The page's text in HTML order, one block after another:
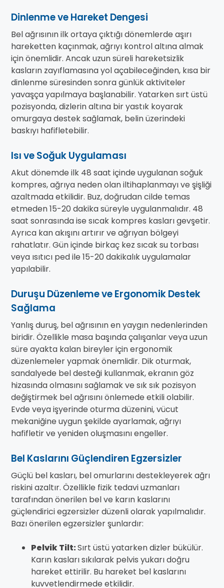
Dinlenme ve Hareket Dengesi
Bel ağrısının ilk ortaya çıktığı dönemlerde aşırı
hareketten kaçınmak, ağrıyı kontrol altına almak
için önemlidir. Ancak uzun süreli hareketsizlik
kasların zayıflamasına yol açabileceğinden, kısa bir
dinlenme süresinden sonra günlük aktiviteler
yavaşça yapılmaya başlanabilir. Yatarken sırt üstü
pozisyonda, dizlerin altına bir yastık koyarak
omurgaya destek sağlamak, belin üzerindeki
baskıyı hafifletebilir.
Isı ve Soğuk Uygulaması
Akut dönemde ilk 48 saat içinde uygulanan soğuk
kompres, ağrıya neden olan iltihaplanmayı ve şişliği
azaltmada etkilidir. Buz, doğrudan cilde temas
etmeden 15-20 dakika süreyle uygulanmalıdır. 48
saat sonrasında ise sıcak kompres kasları gevşetir.
Ayrıca kan akışını artırır ve ağrıyan bölgeyi
rahatlatır. Gün içinde birkaç kez sıcak su torbası
veya ısıtıcı ped ile 15-20 dakikalık uygulamalar
yapılabilir.
Duruşu Düzenleme ve Ergonomik Destek
Sağlama
Yanlış duruş, bel ağrısının en yaygın nedenlerinden
biridir. Özellikle masa başında çalışanlar veya uzun
süre ayakta kalan bireyler için ergonomik
düzenlemeler yapmak önemlidir. Dik oturmak,
sandalyede bel desteği kullanmak, ekranın göz
hizasında olmasını sağlamak ve sık sık pozisyon
değiştirmek bel ağrısını önlemede etkili olabilir.
Evde veya işyerinde oturma düzenini, vücut
mekaniğine uygun şekilde ayarlamak, ağrıyı
hafifletir ve yeniden oluşmasını engeller.
Bel Kaslarını Güçlendiren Egzersizler
Güçlü bel kasları, bel omurlarını destekleyerek ağrı
riskini azaltır. Özellikle fizik tedavi uzmanları
tarafından önerilen bel ve karın kaslarını
güçlendirici egzersizler düzenli olarak yapılmalıdır.
Bazı önerilen egzersizler şunlardır:
Pelvik Tilt:Sırt üstü yatarken dizler bükülür.
Karın kasları sıkılarak pelvis yukarı doğru
hareket ettirilir. Bu hareket bel kaslarını
kuvvetlendirmede etkilidir.